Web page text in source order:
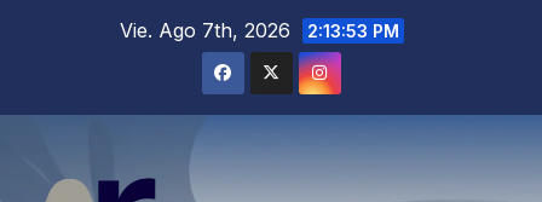
Vie. Ago 7th, 2026 2:13:55 PM